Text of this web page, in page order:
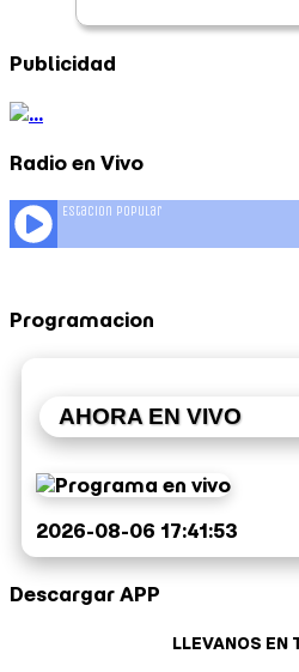
Publicidad
Radio en Vivo
Programacion
AHORA EN VIVO
Descargar APP